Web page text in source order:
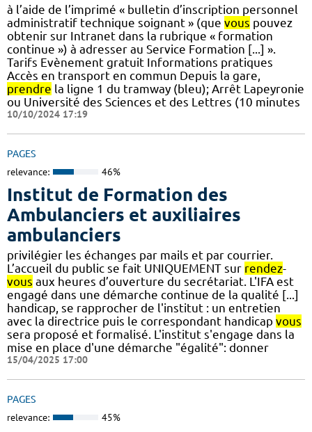
à l’aide de l’imprimé « bulletin d’inscription personnel
administratif technique soignant » (que vous pouvez
obtenir sur Intranet dans la rubrique « formation
continue ») à adresser au Service Formation [...] ».
Tarifs Evènement gratuit Informations pratiques
Accès en transport en commun Depuis la gare,
prendre la ligne 1 du tramway (bleu); Arrêt Lapeyronie
ou Université des Sciences et des Lettres (10 minutes
10/10/2024 17:19
PAGES
relevance: 46%
Institut de Formation des
Ambulanciers et auxiliaires
ambulanciers
privilégier les échanges par mails et par courrier.
L’accueil du public se fait UNIQUEMENT sur rendez-
vous aux heures d’ouverture du secrétariat. L'IFA est
engagé dans une démarche continue de la qualité [...]
handicap, se rapprocher de l'institut : un entretien
avec la directrice puis le correspondant handicap vous
sera proposé et formalisé. L'institut s'engage dans la
mise en place d'une démarche "égalité": donner
15/04/2025 17:00
PAGES
relevance: 45%